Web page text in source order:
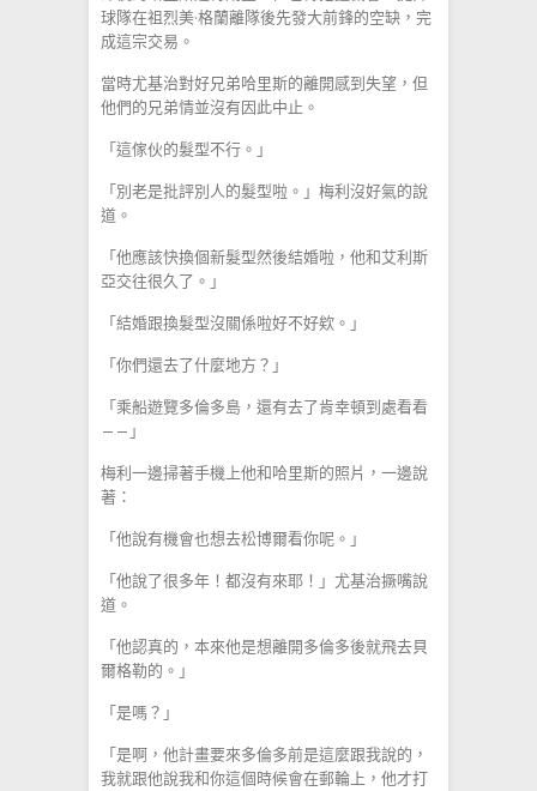
球隊在祖烈美·格蘭離隊後先發大前鋒的空缺，完
成這宗交易。
當時尤基治對好兄弟哈里斯的離開感到失望，但
他們的兄弟情並沒有因此中止。
「這傢伙的髮型不行。」
「別老是批評別人的髮型啦。」梅利沒好氣的說
道。
「他應該快換個新髮型然後結婚啦，他和艾利斯
亞交往很久了。」
「結婚跟換髮型沒關係啦好不好欸。」
「你們還去了什麼地方？」
「乘船遊覽多倫多島，還有去了肯幸頓到處看看
——」
梅利一邊掃著手機上他和哈里斯的照片，一邊說
著：
「他說有機會也想去松博爾看你呢。」
「他說了很多年！都沒有來耶！」尤基治撅嘴說
道。
「他認真的，本來他是想離開多倫多後就飛去貝
爾格勒的。」
「是嗎？」
「是啊，他計畫要來多倫多前是這麼跟我說的，
我就跟他說我和你這個時候會在郵輪上，他才打